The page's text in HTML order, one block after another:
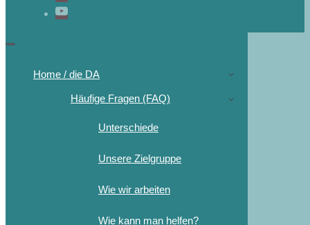
Home / die DA
Häufige Fragen (FAQ)
Unterschiede
Unsere Zielgruppe
Wie wir arbeiten
Wie kann man helfen?